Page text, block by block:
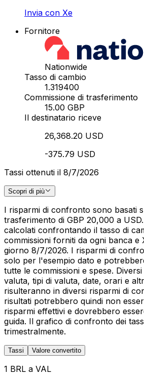
Invia con Xe
Fornitore
Nationwide
Tasso di cambio
1.319400
Commissione di trasferimento
15.00 GBP
Il destinatario riceve
26,368.20 USD
-375.79 USD
Tassi ottenuti il 8/7/2026
Scopri di più
I risparmi di confronto sono basati
trasferimento di GBP 20,000 a
calcolati confrontando il tasso di
commissioni forniti da ogni banca e
giorno 8/7/2026. I risparmi di
solo per l'esempio dato e
tutte le commissioni e spese.
valuta, tipi di valuta, date, orari e
risulteranno in diversi risparmi di
risultati potrebbero quindi non
risparmi effettivi e dovrebbero
guida. Il grafico di confronto dei
trimestralmente.
Tassi Valore convertito
1 BRL a VAL